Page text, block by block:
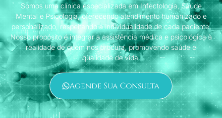
Somos uma clínica especializada em Infectologia, Saúde
Mental e Psicologia, oferecendo atendimento humanizado e
personalizado, respeitando a individualidade de cada paciente.
Nosso propósito é integrar a assistência médica e psicológica à
realidade de quem nos procura, promovendo saúde e
qualidade de vida.
Agende Sua Consulta